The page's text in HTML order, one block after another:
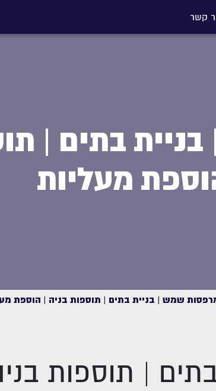
קשר
בתים |
מעליות
שמש | בניית בתים | תוספות בניה | הוספת
| תוספות